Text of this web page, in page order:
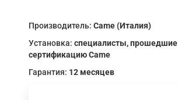
Производитель: Came (Италия)
Установка: специалисты, прошедшие
сертификацию Came
Гарантия: 12 месяцев